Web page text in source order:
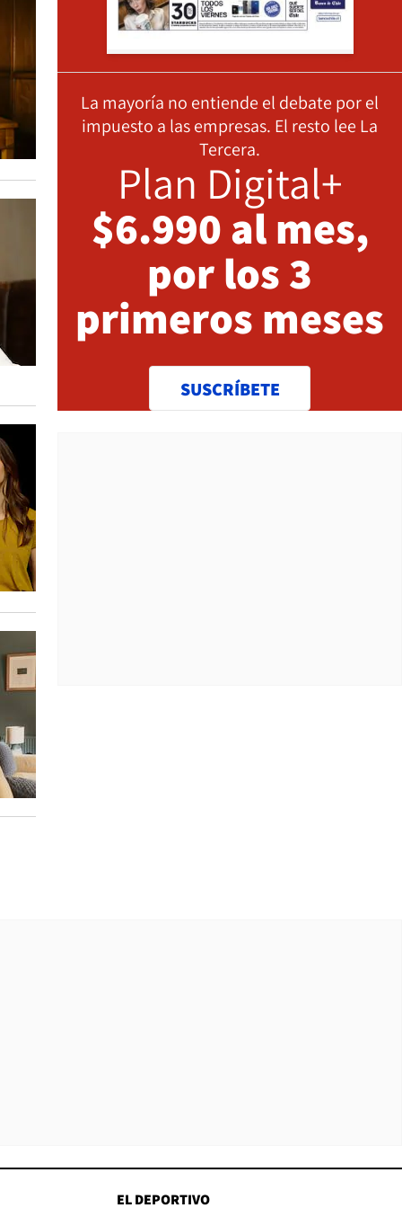
La mayoría no entiende el debate por el
impuesto a las empresas. El resto lee La
Tercera.
Plan Digital+
$6.990 al mes,
por los 3
primeros meses
SUSCRÍBETE
EL DEPORTIVO